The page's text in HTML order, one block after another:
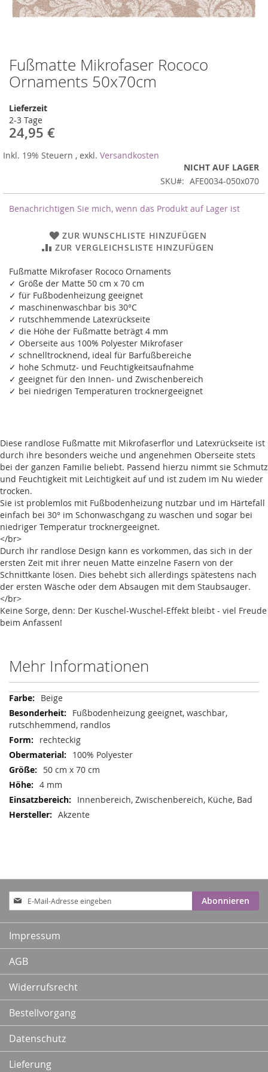
Fußmatte Mikrofaser Rococo
Ornaments 50x70cm
Lieferzeit
2-3 Tage
24,95 €
Inkl. 19% Steuern , exkl. Versandkosten
NICHT AUF LAGER
SKU
AFE0034-050x070
Benachrichtigen Sie mich, wenn das Produkt auf Lager ist
ZUR WUNSCHLISTE HINZUFÜGEN
ZUR VERGLEICHSLISTE HINZUFÜGEN
Fußmatte Mikrofaser Rococo Ornaments
✓ Größe der Matte 50 cm x 70 cm
✓ für Fußbodenheizung geeignet
✓ maschinenwaschbar bis 30°C
✓ rutschhemmende Latexrückseite
✓ die Höhe der Fußmatte beträgt 4 mm
✓ Oberseite aus 100% Polyester Mikrofaser
✓ schnelltrocknend, ideal für Barfußbereiche
✓ hohe Schmutz- und Feuchtigkeitsaufnahme
✓ geeignet für den Innen- und Zwischenbereich
✓ bei niedrigen Temperaturen trocknergeeignet
Zum
Anfang
der
springen
Diese randlose Fußmatte mit Mikrofaserflor und Latexrückseite ist
durch ihre besonders weiche und angenehmen Oberseite stets
bei der ganzen Familie beliebt. Passend hierzu nimmt sie Schmutz
und Feuchtigkeit mit Leichtigkeit auf und ist zudem im Nu wieder
trocken.
Sie ist problemlos mit Fußbodenheizung nutzbar und im Härtefall
einfach bei 30° im Schonwaschgang zu waschen und sogar bei
niedriger Temperatur trocknergeeignet.
</br>
Durch ihr randlose Design kann es vorkommen, das sich in der
ersten Zeit mit ihrer neuen Matte einzelne Fasern von der
Schnittkante lösen. Dies behebt sich allerdings spätestens nach
der ersten Wäsche oder dem Absaugen mit dem Staubsauger.
</br>
Keine Sorge, denn: Der Kuschel-Wuschel-Effekt bleibt - viel Freude
beim Anfassen!
Mehr Informationen
Mehr
Informationen
Beige
Fußbodenheizung geeignet, waschbar,
rutschhemmend, randlos
rechteckig
100% Polyester
50 cm x 70 cm
4 mm
Innenbereich, Zwischenbereich, Küche, Bad
Akzente
Anmeldung
zum
Newsletter:
Abonnieren
Impressum
AGB
Widerrufsrecht
Bestellvorgang
Datenschutz
Lieferung